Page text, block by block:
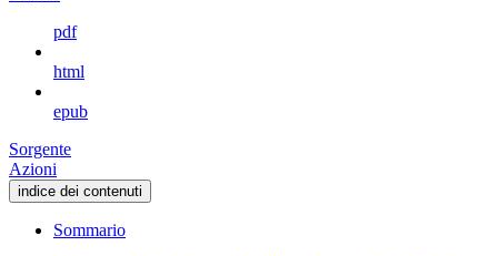
pdf
html
epub
Sorgente
Azioni
indice dei contenuti
Sommario